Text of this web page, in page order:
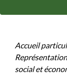
Accueil
social et